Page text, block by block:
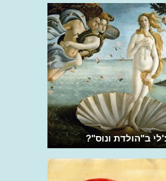
ב"הולדת ונוס"?